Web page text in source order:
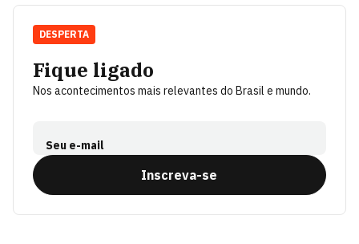
Fique ligado
Nos acontecimentos mais relevantes do Brasil e mundo.
Seu e-mail
Inscreva-se
DESPERTA